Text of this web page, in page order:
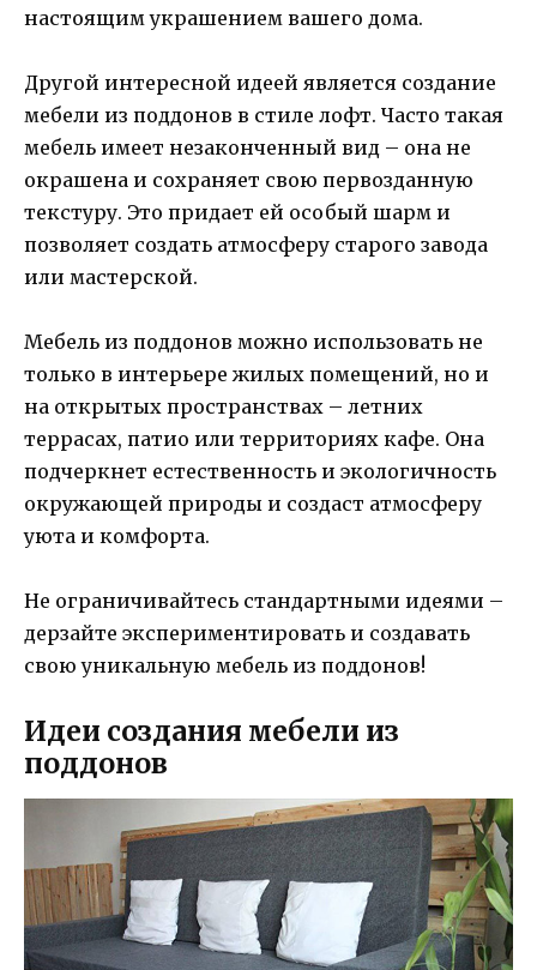
настоящим украшением вашего дома.
Другой интересной идеей является создание
мебели из поддонов в стиле лофт. Часто такая
мебель имеет незаконченный вид – она не
окрашена и сохраняет свою первозданную
текстуру. Это придает ей особый шарм и
позволяет создать атмосферу старого завода
или мастерской.
Мебель из поддонов можно использовать не
только в интерьере жилых помещений, но и
на открытых пространствах – летних
террасах, патио или территориях кафе. Она
подчеркнет естественность и экологичность
окружающей природы и создаст атмосферу
уюта и комфорта.
Не ограничивайтесь стандартными идеями –
дерзайте экспериментировать и создавать
свою уникальную мебель из поддонов!
Идеи создания мебели из
поддонов